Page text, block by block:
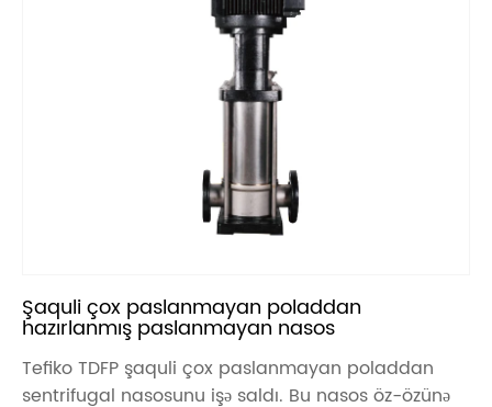
Şaquli çox paslanmayan poladdan
hazırlanmış paslanmayan nasos
Tefiko TDFP şaquli çox paslanmayan poladdan
sentrifugal nasosunu işə saldı. Bu nasos öz-özünə